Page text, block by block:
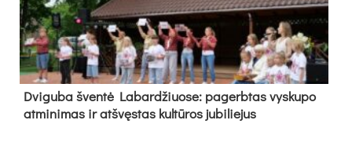
Dvi­gu­ba šven­tė La­bar­džiuo­se: pa­gerb­tas vys­ku­po
at­mi­ni­mas ir at­švęs­tas kul­tū­ros ju­bi­lie­jus